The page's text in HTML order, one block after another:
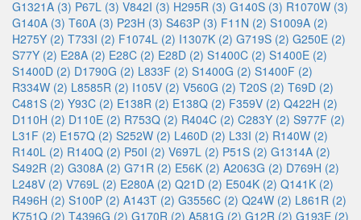
G1321A (3) P67L (3) V842I (3) H295R (3) G140S (3) R1070W (3)
G140A (3) T60A (3) P23H (3) S463P (3) F11N (2) S1009A (2)
H275Y (2) T733I (2) F1074L (2) I1307K (2) G719S (2) G250E (2)
S77Y (2) E28A (2) E28C (2) E28D (2) S1400C (2) S1400E (2)
S1400D (2) D1790G (2) L833F (2) S1400G (2) S1400F (2)
R334W (2) L8585R (2) I105V (2) V560G (2) T20S (2) T69D (2)
C481S (2) Y93C (2) E138R (2) E138Q (2) F359V (2) Q422H (2)
D110H (2) D110E (2) R753Q (2) R404C (2) C283Y (2) S977F (2)
L31F (2) E157Q (2) S252W (2) L460D (2) L33I (2) R140W (2)
R140L (2) R140Q (2) P50I (2) V697L (2) P51S (2) G1314A (2)
S492R (2) G308A (2) G71R (2) E56K (2) A2063G (2) D769H (2)
L248V (2) V769L (2) E280A (2) Q21D (2) E504K (2) Q141K (2)
R496H (2) S100P (2) A143T (2) G3556C (2) Q24W (2) L861R (2)
K751Q (2) T4396G (2) G170R (2) A581G (2) G12R (2) G193E (2)